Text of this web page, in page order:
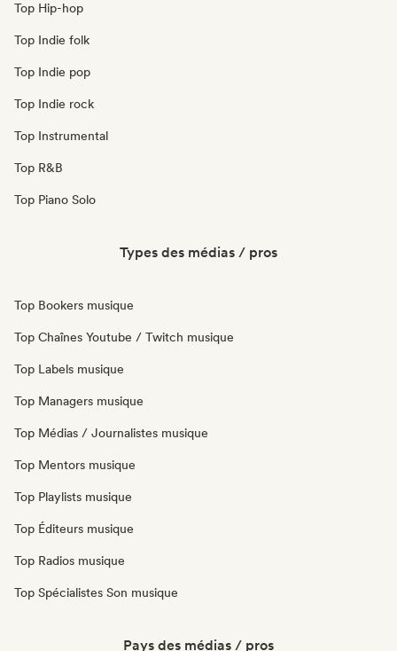
Top Hip-hop
Top Indie folk
Top Indie pop
Top Indie rock
Top Instrumental
Top R&B
Top Piano Solo
Types des médias / pros
Top Bookers musique
Top Chaînes Youtube / Twitch musique
Top Labels musique
Top Managers musique
Top Médias / Journalistes musique
Top Mentors musique
Top Playlists musique
Top Éditeurs musique
Top Radios musique
Top Spécialistes Son musique
Pays des médias / pros